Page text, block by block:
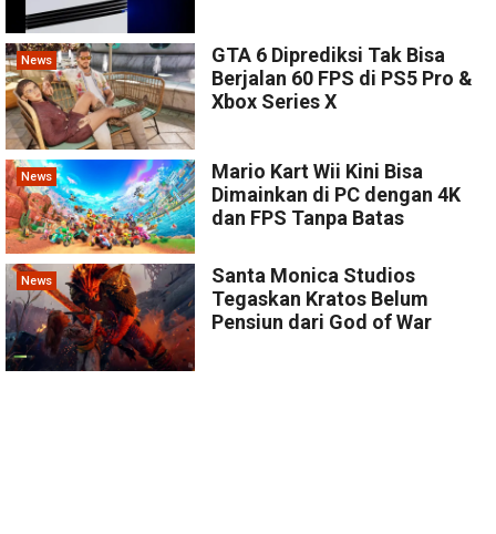
News
GTA 6 Diprediksi Tak Bisa
Berjalan 60 FPS di PS5 Pro &
Xbox Series X
News
Mario Kart Wii Kini Bisa
Dimainkan di PC dengan 4K
dan FPS Tanpa Batas
News
Santa Monica Studios
Tegaskan Kratos Belum
Pensiun dari God of War